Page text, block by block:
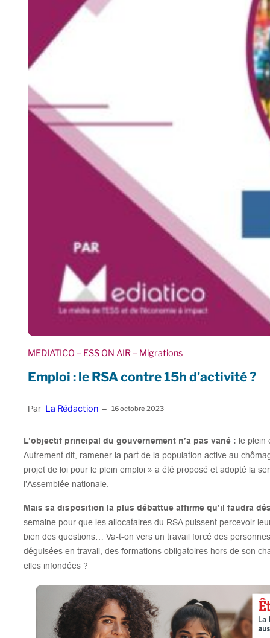
MEDIATICO – ESS ON AIR – Migrations
Emploi : le RSA contre 15h d’activité ?
Par La Rédaction – 16 octobre 2023
L’objectif principal du gouvernement n’a pas varié : le plein
Autrement dit, ramener la part de la population active au
projet de loi pour le plein emploi » a été proposé et adopté la
l’Assemblée nationale.
Mais sa disposition la plus débattue affirme qu’il faudra
semaine pour que les allocataires du RSA puissent percevoir
bien des questions… Va-t-on vers un travail forcé des
déguisées en travail, des formations obligatoires hors de son
elles infondées ?